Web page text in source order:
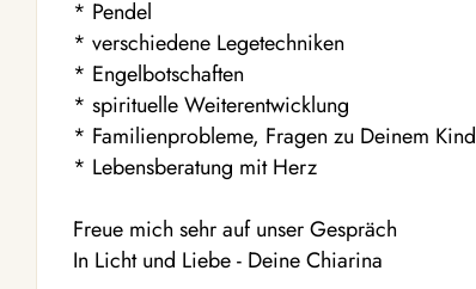
* Pendel
* verschiedene Legetechniken
* Engelbotschaften
* spirituelle Weiterentwicklung
* Familienprobleme, Fragen zu Deinem Kind
* Lebensberatung mit Herz
Freue mich sehr auf unser Gespräch
In Licht und Liebe - Deine Chiarina